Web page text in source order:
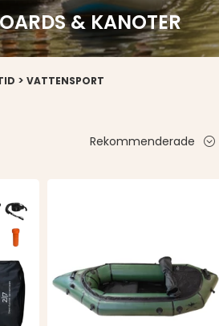
& KANOTER
> VATTENSPORT
Rekommenderade